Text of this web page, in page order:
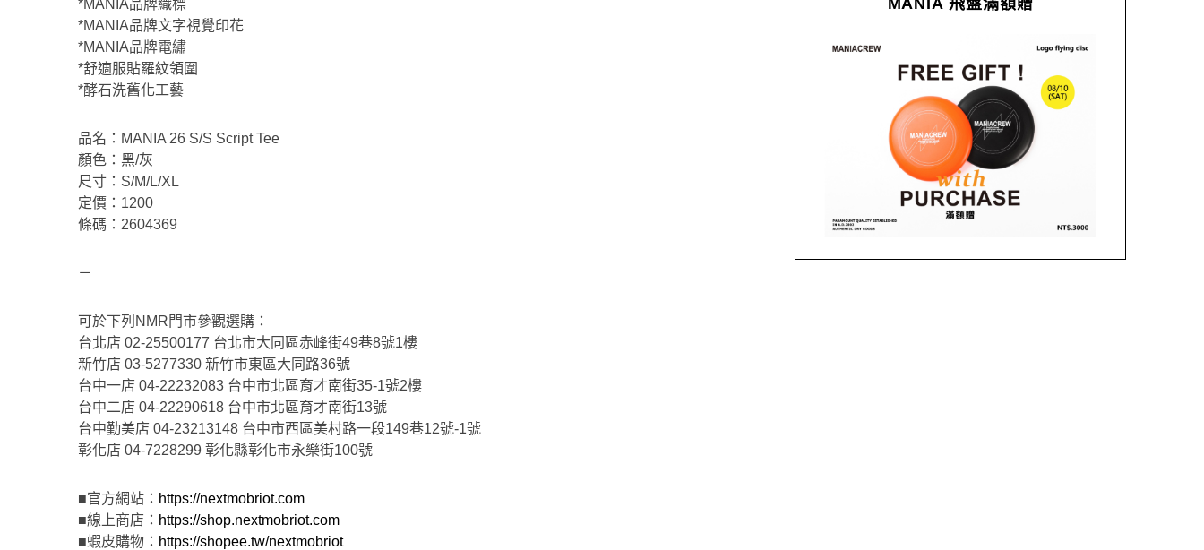
*MANIA品牌織標
*MANIA品牌文字視覺印花
*MANIA品牌電繡
*舒適服貼羅紋領圍
*酵石洗舊化工藝
品名：MANIA 26 S/S Script Tee
顏色：黑/灰
尺寸：S/M/L/XL
定價：1200
條碼：2604369
－
可於下列NMR門市參觀選購：
台北店 02-25500177 台北市大同區赤峰街49巷8號1樓
新竹店 03-5277330 新竹市東區大同路36號
台中一店 04-22232083 台中市北區育才南街35-1號2樓
台中二店 04-22290618 台中市北區育才南街13號
台中勤美店 04-23213148 台中市西區美村路一段149巷12號-1號
彰化店 04-7228299 彰化縣彰化市永樂街100號
■官方網站： https://nextmobriot.com
■線上商店： https://shop.nextmobriot.com
■蝦皮購物： https://shopee.tw/nextmobriot
MANIA 飛盤滿額贈